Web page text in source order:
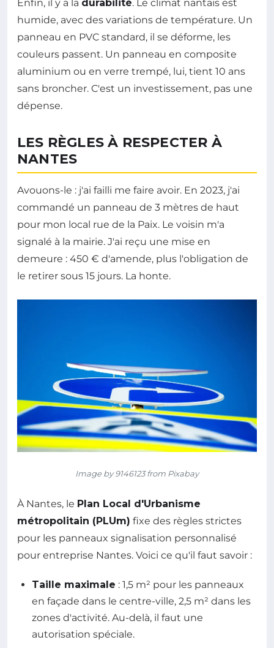
Enfin, il y a la durabilité. Le climat nantais est
humide, avec des variations de température. Un
panneau en PVC standard, il se déforme, les
couleurs passent. Un panneau en composite
aluminium ou en verre trempé, lui, tient 10 ans
sans broncher. C'est un investissement, pas une
dépense.
LES RÈGLES À RESPECTER À
NANTES
Avouons-le : j'ai failli me faire avoir. En 2023, j'ai
commandé un panneau de 3 mètres de haut
pour mon local rue de la Paix. Le voisin m'a
signalé à la mairie. J'ai reçu une mise en
demeure : 450 € d'amende, plus l'obligation de
le retirer sous 15 jours. La honte.
Image by 9146123 from Pixabay
À Nantes, le Plan Local d'Urbanisme
métropolitain (PLUm) fixe des règles strictes
pour les panneaux signalisation personnalisé
pour entreprise Nantes. Voici ce qu'il faut savoir :
Taille maximale : 1,5 m² pour les panneaux
en façade dans le centre-ville, 2,5 m² dans les
zones d'activité. Au-delà, il faut une
autorisation spéciale.